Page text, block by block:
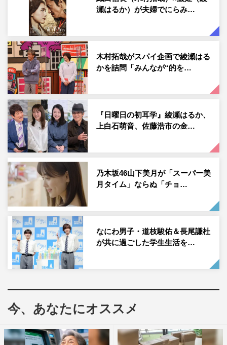
ターを務める綾瀬の抜群の安定感、そしていつまでも新鮮
さを失わない明るく元気な笑顔に注目だ。
イメージキャラクター就任17年目となり、気心の知れたス
タッフも多く、リラックスした表情で撮影スタジオに入っ
た綾瀬。今回はポーズやダンスを人気の振付師“エアーマ
ン（air:man）”が担当したこともあり、やや高めのテンシ
ョンで撮影に臨んだ。
まずは、帰宅した途端に動きが止まってしまう“フリー
ズ”のシーンからスタート。身体を横たわらせながら首を
目のユニークさに反してかなりの筋力を要する高難度なも
の。しかし、綾瀬は完璧な“フリーズ”を披露し、「完全に
止まってました。最高です！」とエアーマンが絶賛。和や
瀬はるか）が夫婦でにらみ…
木村拓哉がスパイ企画で綾瀬はる
かを詰問「みんなが“的を…
『日曜日の初耳学』綾瀬はるか、
上白石萌音、佐藤浩市の金…
乃木坂46山下美月が「スーパー美
月タイム」ならぬ「チョ…
なにわ男子・道枝駿佑＆長尾謙杜
が共に過ごした学生生活を…
今、あなたにオススメ